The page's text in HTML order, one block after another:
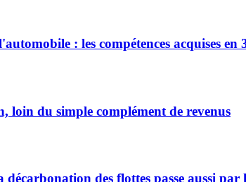
: les compétences acquises en
loin du simple complément de revenus
des flottes passe aussi par